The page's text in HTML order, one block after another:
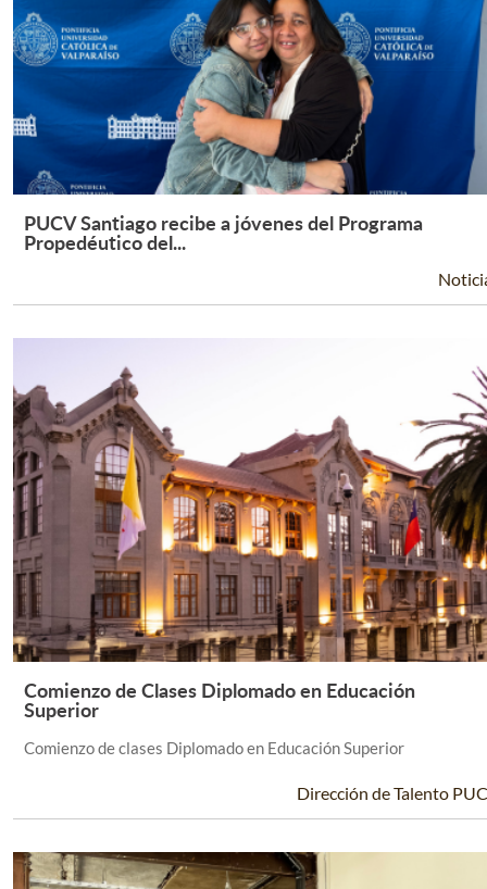
Leer Más +
PUCV Santiago recibe a jóvenes del Programa
Propedéutico del...
Leer Más +
Comienzo de Clases Diplomado en Educación
Superior
Comienzo de clases Diplomado en Educación Superior
Dirección de Talento